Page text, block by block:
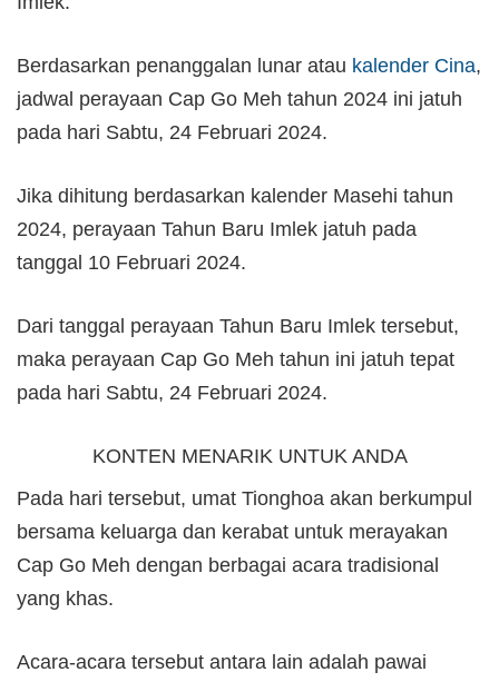
Berdasarkan penanggalan lunar atau kalender Cina,
jadwal perayaan Cap Go Meh tahun 2024 ini jatuh
pada hari Sabtu, 24 Februari 2024.
Jika dihitung berdasarkan kalender Masehi tahun
2024, perayaan Tahun Baru Imlek jatuh pada
tanggal 10 Februari 2024.
Dari tanggal perayaan Tahun Baru Imlek tersebut,
maka perayaan Cap Go Meh tahun ini jatuh tepat
pada hari Sabtu, 24 Februari 2024.
KONTEN MENARIK UNTUK ANDA
Pada hari tersebut, umat Tionghoa akan berkumpul
bersama keluarga dan kerabat untuk merayakan
Cap Go Meh dengan berbagai acara tradisional
yang khas.
Acara-acara tersebut antara lain adalah pawai